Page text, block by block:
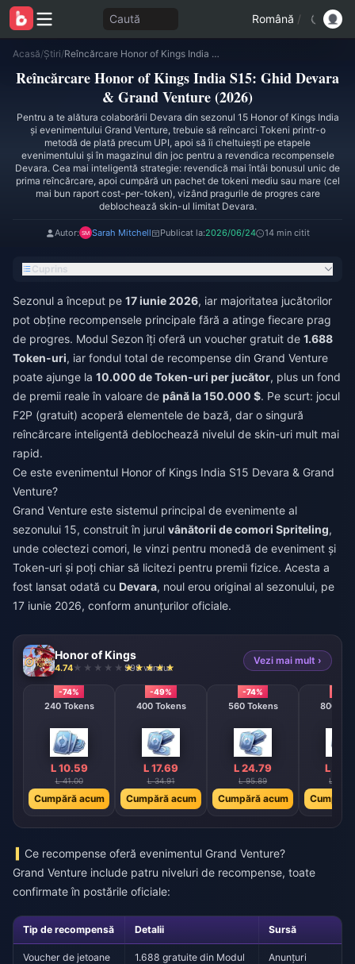
Caută Română /
Acasă/Știri/ Reîncărcare Honor of Kings India S15: Ghid Devara & Grand Venture (2026)
Reîncărcare Honor of Kings India S15: Ghid Devara
& Grand Venture (2026)
Pentru a te alătura colaborării Devara din sezonul 15 Honor of Kings India
și evenimentului Grand Venture, trebuie să reîncarci Tokeni printr-o
metodă de plată precum UPI, apoi să îi cheltuiești pe etapele
evenimentului și în magazinul din joc pentru a revendica recompensele
Devara. Cea mai inteligentă strategie: revendică mai întâi bonusul unic de
prima reîncărcare, apoi cumpără un pachet de tokeni mediu sau mare (cel
mai bun raport cost-per-token), vizând pragurile de progres care
deblochează skin-ul limitat Devara.
Autor: Sarah Mitchell Publicat la:2026/06/24 14 min citit
Cuprins
Sezonul a început pe 17 iunie 2026, iar majoritatea jucătorilor
pot obține recompensele principale fără a atinge fiecare prag
de progres. Modul Sezon îți oferă un voucher gratuit de 1.688
Token-uri, iar fondul total de recompense din Grand Venture
poate ajunge la 10.000 de Token-uri per jucător, plus un fond
de premii reale în valoare de până la 150.000 $. Pe scurt: jocul
F2P (gratuit) acoperă elementele de bază, dar o singură
reîncărcare inteligentă deblochează nivelul de skin-uri mult mai
rapid.
Ce este evenimentul Honor of Kings India S15 Devara & Grand
Venture?
Grand Venture este sistemul principal de evenimente al
sezonului 15, construit în jurul vânătorii de comori Spriteling,
unde colectezi comori, le vinzi pentru monedă de eveniment și
Token-uri și poți chiar să licitezi pentru premii fizice. Acesta a
fost lansat odată cu Devara, noul erou original al sezonului, pe
17 iunie 2026, conform anunțurilor oficiale.
Honor of Kings
4.74 998 vândut
Vezi mai mult ›
-74%
240 Tokens
L 10.59
L 41.00
Cumpără acum
-49%
400 Tokens
L 17.69
L 34.91
Cumpără acum
-74%
560 Tokens
L 24.79
L 95.89
Cumpără acum
L
L
Cumpără
Ce recompense oferă evenimentul Grand Venture?
Grand Venture include patru niveluri de recompense, toate
confirmate în postările oficiale:
Tip de recompensă Detalii Sursă
Voucher de jetoane
1.688 gratuite din Modul
Anunțuri